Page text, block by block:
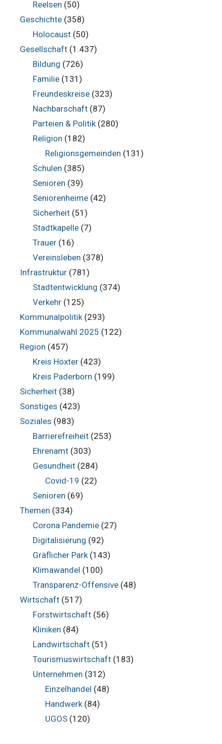
Reelsen (50)
Geschichte (358)
Holocaust(50)
Gesellschaft (1.437)
Bildung (726)
Familie(131)
Freundeskreise(323)
Nachbarschaft(87)
Parteien & Politik(280)
Religion (182)
Religionsgemeinden (131)
Schulen (385)
Senioren (39)
Seniorenheime(42)
Sicherheit(51)
Stadtkapelle(7)
Trauer(16)
Vereinsleben (378)
Infrastruktur (781)
Stadtentwicklung (374)
Verkehr(125)
Kommunalpolitik (293)
Kommunalwahl 2025 (122)
Region (457)
Kreis Höxter(423)
Kreis Paderborn (199)
Sicherheit (38)
Sonstiges (423)
Soziales (983)
Barrierefreiheit(253)
Ehrenamt(303)
Gesundheit(284)
Covid-19 (22)
Senioren (69)
Themen (334)
Corona Pandemie(27)
Digitalisierung (92)
Gräflicher Park(143)
Klimawandel (100)
Transparenz-Offensive(48)
Wirtschaft (517)
Forstwirtschaft(56)
Kliniken (84)
Landwirtschaft(51)
Tourismuswirtschaft(183)
Unternehmen (312)
Einzelhandel (48)
Handwerk (84)
UGOS (120)